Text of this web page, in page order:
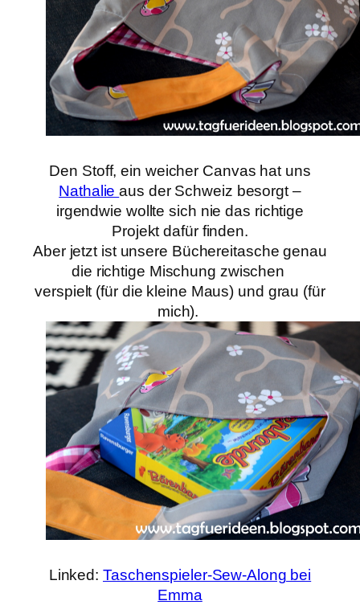
Den Stoff, ein weicher Canvas hat uns
Nathalieaus der Schweiz besorgt –
irgendwie wollte sich nie das richtige
Projekt dafür finden.
Aber jetzt ist unsere Büchereitasche genau
die richtige Mischung zwischen
verspielt (für die kleine Maus) und grau (für
mich).
Linked: Taschenspieler-Sew-Along bei
Emma